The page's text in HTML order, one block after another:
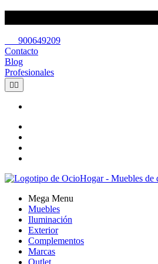
900649209
Contacto
Blog
Profesionales
 
Mega Menu
Muebles
Iluminación
Exterior
Complementos
Marcas
Outlet